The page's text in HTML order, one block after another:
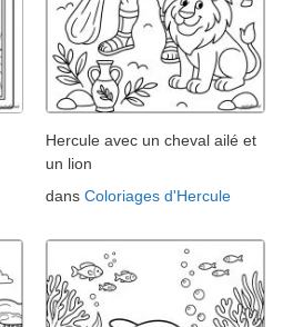
Hercule avec un cheval ailé et
un lion
dans Coloriages d'Hercule